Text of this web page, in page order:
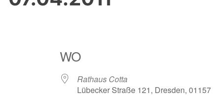
WO
Rathaus Cotta
Lübecker Straße 121, Dresden, 01157